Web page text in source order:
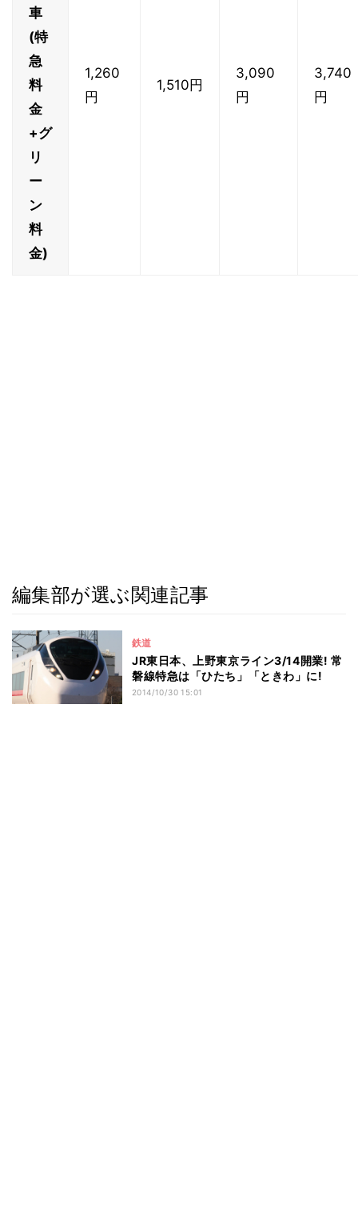
車
(特
急
料
金
+グ
リ
ー
ン
料
金)
1,260
円
1,510円
3,090
円
3,740
円
編集部が選ぶ関連記事
鉄道
JR東日本、上野東京ライン3/14開業! 常
磐線特急は「ひたち」「ときわ」に!
2014/10/30 15:01